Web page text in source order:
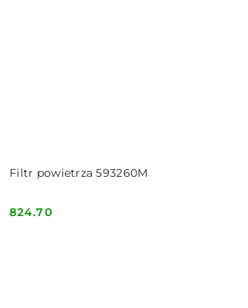
Filtr powietrza 593260M
Cena:
824.70